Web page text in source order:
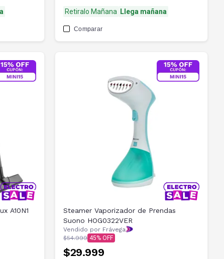
Retiralo Mañana Llega mañana
Comparar
A10N1
Steamer Vaporizador de Prendas
Suono HOG0322VER
Vendido por Frávega
$54.999 45
$29.999